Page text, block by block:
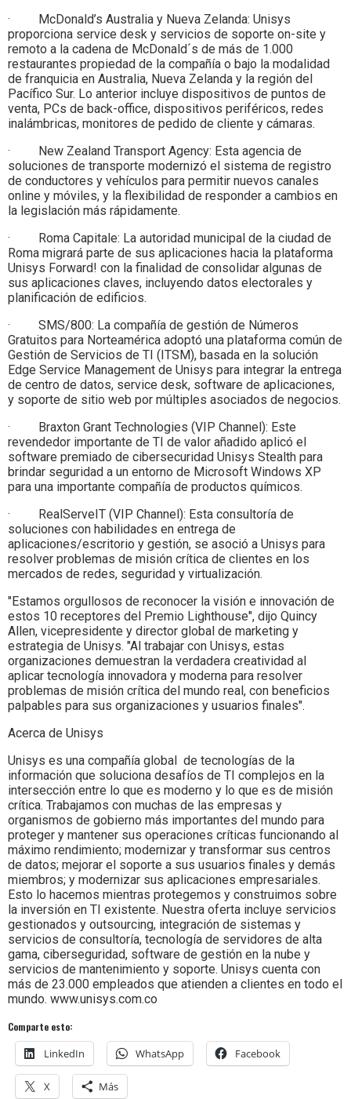
· McDonald’s Australia y Nueva Zelanda: Unisys
proporciona service desk y servicios de soporte on-site y
remoto a la cadena de McDonald´s de más de 1.000
restaurantes propiedad de la compañía o bajo la modalidad
de franquicia en Australia, Nueva Zelanda y la región del
Pacífico Sur. Lo anterior incluye dispositivos de puntos de
venta, PCs de back-office, dispositivos periféricos, redes
inalámbricas, monitores de pedido de cliente y cámaras.
· New Zealand Transport Agency: Esta agencia de
soluciones de transporte modernizó el sistema de registro
de conductores y vehículos para permitir nuevos canales
online y móviles, y la flexibilidad de responder a cambios en
la legislación más rápidamente.
· Roma Capitale: La autoridad municipal de la ciudad de
Roma migrará parte de sus aplicaciones hacia la plataforma
Unisys Forward! con la finalidad de consolidar algunas de
sus aplicaciones claves, incluyendo datos electorales y
planificación de edificios.
· SMS/800: La compañía de gestión de Números
Gratuitos para Norteamérica adoptó una plataforma común de
Gestión de Servicios de TI (ITSM), basada en la solución
Edge Service Management de Unisys para integrar la entrega
de centro de datos, service desk, software de aplicaciones,
y soporte de sitio web por múltiples asociados de negocios.
· Braxton Grant Technologies (VIP Channel): Este
revendedor importante de TI de valor añadido aplicó el
software premiado de cibersecuridad Unisys Stealth para
brindar seguridad a un entorno de Microsoft Windows XP
para una importante compañía de productos químicos.
· RealServeIT (VIP Channel): Esta consultoría de
soluciones con habilidades en entrega de
aplicaciones/escritorio y gestión, se asoció a Unisys para
resolver problemas de misión crítica de clientes en los
mercados de redes, seguridad y virtualización.
"Estamos orgullosos de reconocer la visión e innovación de
estos 10 receptores del Premio Lighthouse", dijo Quincy
Allen, vicepresidente y director global de marketing y
estrategia de Unisys. "Al trabajar con Unisys, estas
organizaciones demuestran la verdadera creatividad al
aplicar tecnología innovadora y moderna para resolver
problemas de misión crítica del mundo real, con beneficios
palpables para sus organizaciones y usuarios finales".
Acerca de Unisys
Unisys es una compañía global de tecnologías de la
información que soluciona desafíos de TI complejos en la
intersección entre lo que es moderno y lo que es de misión
crítica. Trabajamos con muchas de las empresas y
organismos de gobierno más importantes del mundo para
proteger y mantener sus operaciones críticas funcionando al
máximo rendimiento; modernizar y transformar sus centros
de datos; mejorar el soporte a sus usuarios finales y demás
miembros; y modernizar sus aplicaciones empresariales.
Esto lo hacemos mientras protegemos y construimos sobre
la inversión en TI existente. Nuestra oferta incluye servicios
gestionados y outsourcing, integración de sistemas y
servicios de consultoría, tecnología de servidores de alta
gama, ciberseguridad, software de gestión en la nube y
servicios de mantenimiento y soporte. Unisys cuenta con
más de 23.000 empleados que atienden a clientes en todo el
mundo. www.unisys.com.co
Comparte esto:
LinkedIn WhatsApp Facebook
X Más